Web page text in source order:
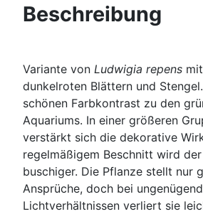
Beschreibung
Variante von Ludwigia repens
dunkelroten Blättern und
schönen Farbkontrast zu den
Aquariums. In einer größeren
verstärkt sich die dekorative
regelmäßigem Beschnitt wird
buschiger. Die Pflanze stellt nur
Ansprüche, doch bei
Lichtverhältnissen verliert sie